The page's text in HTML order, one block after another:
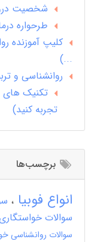
شخصیت
طرحواره
کلیپ آموزنده
...)
روانشناسی و تربیت کودک
تکنیک های
تجربه کنید)
برچسب‌ها
انواع فوبیا
سوالات
سوالات روانشناسی